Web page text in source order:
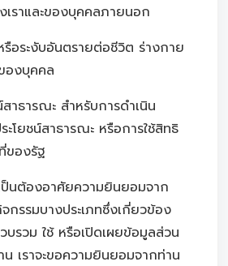
ราและของบุคคลภายนอก
อระงับอันตรายต่อชีวิต ร่างกาย
องบุคคล
สาธารณะ สำหรับการดำเนิน
ะโยชน์สาธารณะ หรือการใช้สิทธิ
ของรัฐ
นต้องอาศัยความยินยอมจาก
กรรมบางประเภทซึ่งเกี่ยวข้อง
บรวม ใช้ หรือเปิดเผยข้อมูลส่วน
เราจะขอความยินยอมจากท่าน